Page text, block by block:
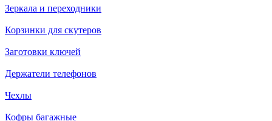
Зеркала и переходники
Корзинки для скутеров
Заготовки ключей
Держатели телефонов
Чехлы
Кофры багажные